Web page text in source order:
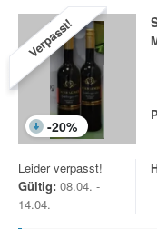
Verpasst!
-20%
Leider verpasst!
Gültig: 08.04. -
14.04.